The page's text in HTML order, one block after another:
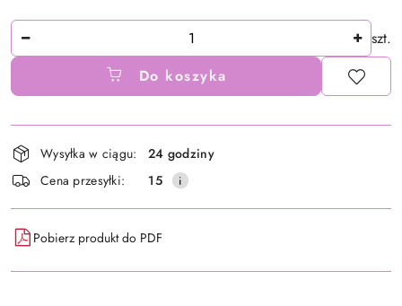
Ilość
szt.
Do koszyka
Dostępność
i
dostawa
Wysyłka w ciągu:
24 godziny
Cena przesyłki:
15
Pobierz produkt do PDF